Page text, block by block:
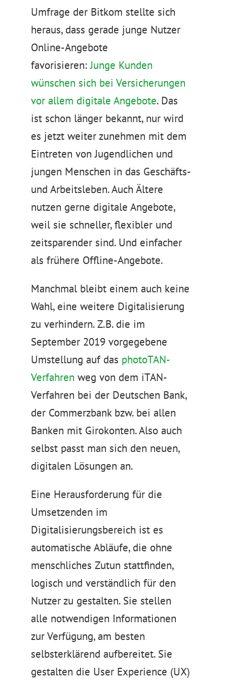
Umfrage der Bitkom stellte sich
heraus, dass gerade junge Nutzer
Online-Angebote
favorisieren:Junge Kunden
wünschen sich bei Versicherungen
vor allem digitale Angebote. Das
ist schon länger bekannt, nur wird
es jetzt weiter zunehmen mit dem
Eintreten von Jugendlichen und
jungen Menschen in das Geschäfts-
und Arbeitsleben. Auch Ältere
nutzen gerne digitale Angebote,
weil sie schneller, flexibler und
zeitsparender sind. Und einfacher
als frühere Offline-Angebote.
Manchmal bleibt einem auch keine
Wahl, eine weitere Digitalisierung
zu verhindern. Z.B. die im
September 2019 vorgegebene
Umstellung auf das photoTAN-
Verfahren weg von dem iTAN-
Verfahren bei der Deutschen Bank,
der Commerzbank bzw. bei allen
Banken mit Girokonten. Also auch
selbst passt man sich den neuen,
digitalen Lösungen an.
Eine Herausforderung für die
Umsetzenden im
Digitalisierungsbereich ist es
automatische Abläufe, die ohne
menschliches Zutun stattfinden,
logisch und verständlich für den
Nutzer zu gestalten. Sie stellen
alle notwendigen Informationen
zur Verfügung, am besten
selbsterklärend aufbereitet. Sie
gestalten die User Experience (UX)